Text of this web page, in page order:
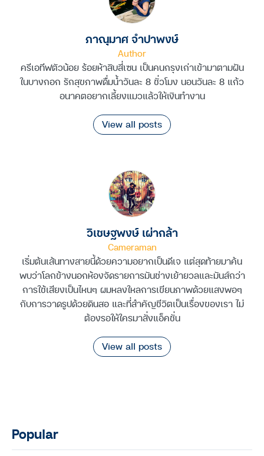
ภาณุมาศ จำปาพงษ์
Author
ครีเอทีฟตัวน้อย ร้อยห้าสิบสี่เซน เป็นคนกรุงเก่าเข้ามาตามฝัน
ในบางกอก รักสุขภาพดื่มน้ำวันละ 8 ชั่วโมง นอนวันละ 8 แก้ว
อนาคตอยากเลี้ยงแมวแล้วให้เงินทำงาน
View all posts
วิเชษฐพงษ์ เผ่ากล้า
Cameraman
เริ่มต้นเส้นทางสายนี้ด้วยความอยากเป็นดีเจ แต่สุดท้ายมาค้น
พบว่าโลกข้างนอกห้องจัดรายการมันช่างเย้ายวลและมันส์กว่า
การใช้เสียงเป็นไหนๆ ผมหลงใหลการเขียนภาพด้วยแสงพอๆ
กับการวาดรูปด้วยดินสอ และที่สำคัญชีวิตเป็นเรื่องของเรา ไม่
ต้องรอให้ใครมาสั่งแอ็คชั่น
View all posts
Popular